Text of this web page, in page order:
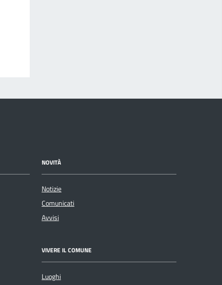
NOVITÀ
Notizie
Comunicati
Avvisi
VIVERE IL COMUNE
Luoghi